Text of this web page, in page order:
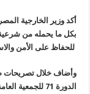
أكد وزير الخارجية
بكل ما يحمله من
للحفاظ على الأمن
وأضاف خلال تصريحات
الدورة 71